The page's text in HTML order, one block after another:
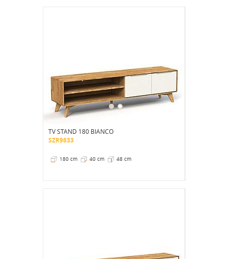
TV STAND 180 BIANCO
SZR9833
180 cm 40 cm 48 cm